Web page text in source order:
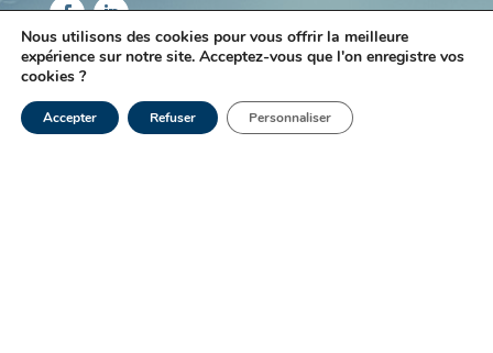
nombreuses années dans une démarche qualité
afin d'améliorer constamment la valeur des
Nous utilisons des cookies pour vous offrir la meilleure
expérience sur notre site. Acceptez-vous que l'on enregistre vos
cookies ?
Accepter Refuser Personnaliser